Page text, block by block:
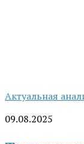
Актуальная
09.08.2025